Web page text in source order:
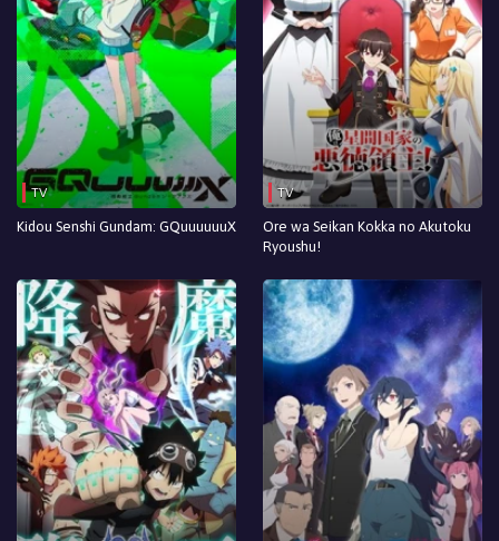
TV
Kidou Senshi Gundam: GQuuuuuuX
TV
Ore wa Seikan Kokka no Akutoku
Ryoushu!